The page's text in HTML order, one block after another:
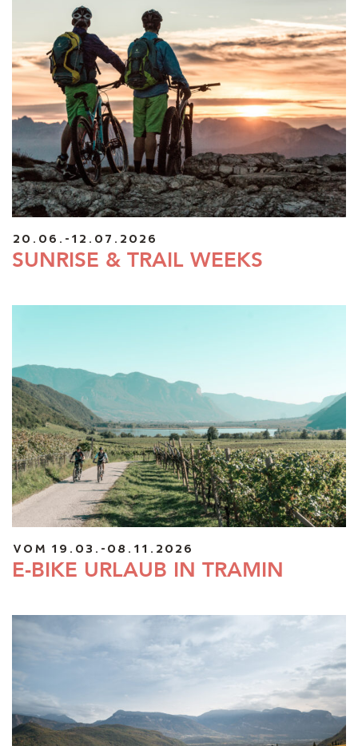
20.06.-12.07.2026
SUNRISE & TRAIL WEEKS
VOM 19.03.-08.11.2026
E-BIKE URLAUB IN TRAMIN